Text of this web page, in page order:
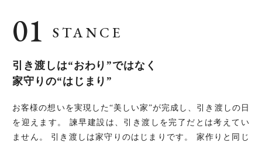
STANCE
引き渡しは“おわり”ではなく
家守りの“はじまり”
お客様の想いを実現した“美しい家”が完成し、引き渡しの日
を迎えます。 諫早建設は、引き渡しを完了だとは考えてい
ません。 引き渡しは家守りのはじまりです。 家作りと同じ